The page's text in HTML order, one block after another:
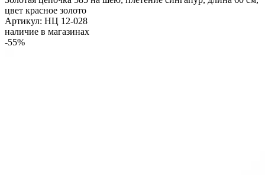
цвет красное золото
Артикул: НЦ 12-028
наличие в магазинах
-55%